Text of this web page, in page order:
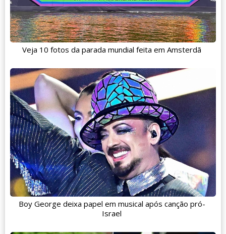
Veja 10 fotos da parada mundial feita em Amsterdã
Boy George deixa papel em musical após canção pró-
Israel